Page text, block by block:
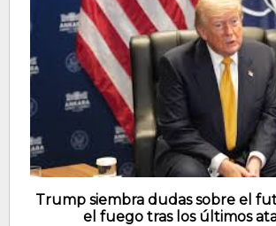
Trump siembra dudas sobre el
el fuego tras los últimos